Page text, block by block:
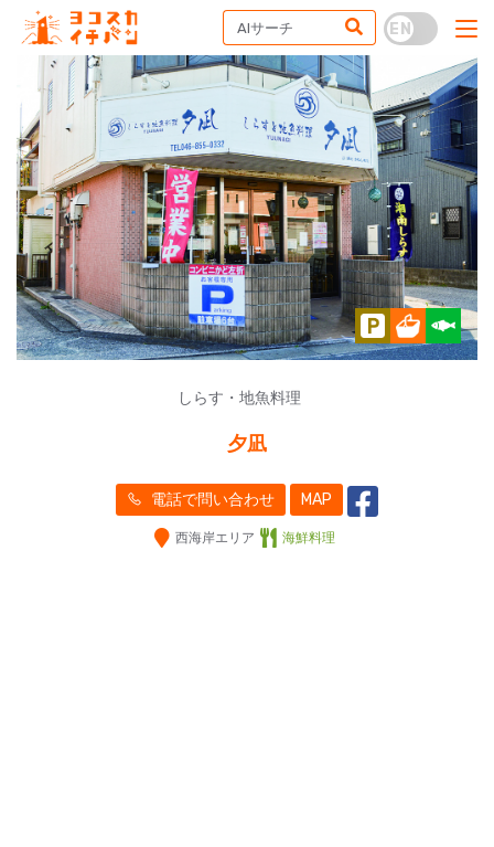
しらす・地魚料理
夕凪
電話で問い合わせ MAP
西海岸エリア 海鮮料理